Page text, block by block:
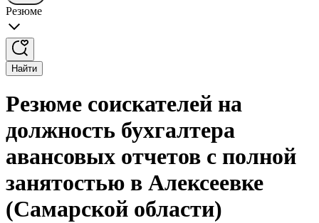
Резюме
Найти
Резюме соискателей на
должность бухгалтера
авансовых отчетов с полной
занятостью в Алексеевке
(Самарской области)